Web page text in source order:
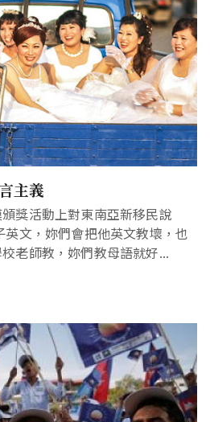
主義
獎活動上對東南亞新移民說
文，妳們會把他英文教壞，也
老師教，妳們教母語就好...